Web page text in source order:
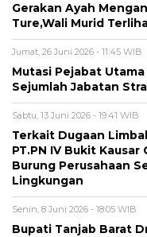
Gerakan Ayah
Ture,Wali Murid
Jumat, 26 Juni 2026 - 11:45 WIB
Mutasi Pejabat
Sejumlah Jabatan
Sabtu, 13 Juni 2026 - 19:41 WIB
Terkait Dugaan
PT.PN IV Bukit
Burung Perusahaan
Lingkungan
Senin, 8 Juni 2026 - 18:05 WIB
Bupati Tanjab Barat